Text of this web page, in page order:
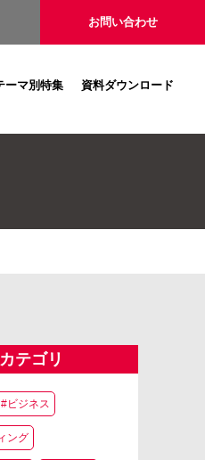
お問い合わせ
ーマ別特集 資料ダウンロード
カテゴリ
#ビジネス
ング